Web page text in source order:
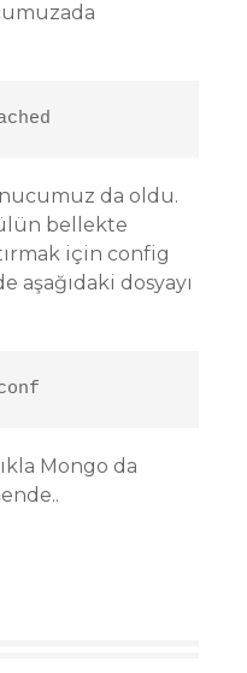
da oldu.
bellekte
için config
dosyayı
Mongo da